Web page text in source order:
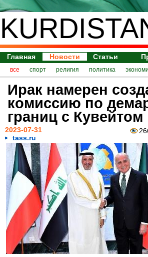
Главная Новости Статьи
все спорт религия политика
Ирак намерен
комиссию по
границ с Кувейтом
2023-07-31
tass.ru